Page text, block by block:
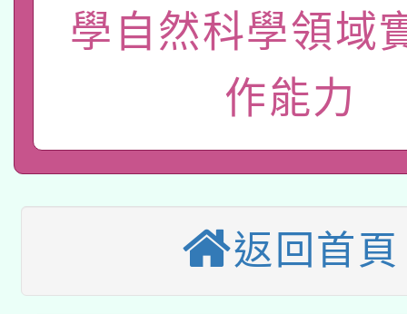
業技術研究院辦理「
用水績優單位及節水達
115年8月22日(星期六
桃園市孔廟祈福系列
開 智慧啟航」
本校115學年度第2次
招甄選結果公告(無人
招)
適應運動共學行動站研
本館辦理115年度閱讀
暨閱讀推動專業研習
科技賦能─人工智慧
礎課程
A3數位素養講師名單
學自然科學領域
作能力
返回首頁